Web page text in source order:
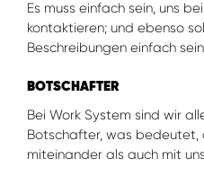
Es muss einfach sein, uns
kontaktieren; und ebenso
Beschreibungen einfach
BOTSCHAFTER
Bei Work System sind wir
Botschafter, was bedeutet,
miteinander als auch mit